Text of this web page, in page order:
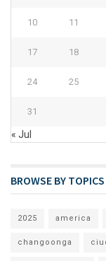
10 11
17 18
24 25
31
« Jul
BROWSE BY TOPICS
2025 america
changoonga